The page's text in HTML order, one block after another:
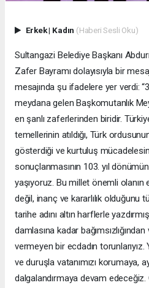
Erkek| Kadın (Haberi Sesli Oku)
Sultangazi Belediye Başkanı
Zafer Bayramı dolayısıyla bir
mesajında şu ifadelere yer verdi:
meydana gelen Başkomutanlık
en şanlı zaferlerinden biridir.
temellerinin atıldığı, Türk
gösterdiği ve kurtuluş
sonuçlanmasının 103. yıl
yaşıyoruz. Bu millet önemli olanın
değil, inanç ve kararlılık olduğunu
tarihe adını altın harflerle
damlasına kadar
vermeyen bir ecdadın torunlarıyız.
ve duruşla vatanımızı korumaya, ay
dalgalandırmaya devam